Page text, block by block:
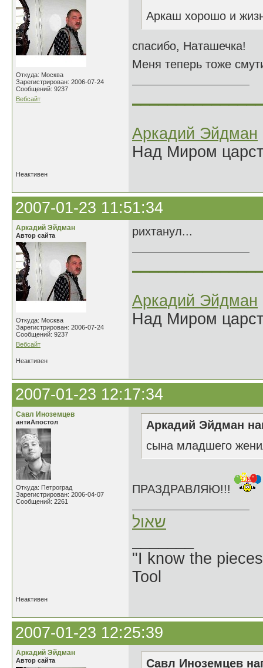
Откуда: Москва
Зарегистрирован: 2006-07-24
Сообщений: 9237
Вебсайт
Аркаш хорошо и
спасибо, Наташечка!
Меня теперь тоже
Аркадий Эйдман
Над Миром
Неактивен
2007-01-23 11:51:34
Аркадий Эйдман
Автор сайта
Откуда: Москва
Зарегистрирован: 2006-07-24
Сообщений: 9237
Вебсайт
рихтанул...
Аркадий Эйдман
Над Миром
Неактивен
2007-01-23 12:17:34
Савл Иноземцев
антиАпостол
Откуда: Петроград
Зарегистрирован: 2006-04-07
Сообщений: 2261
Аркадий Эйдман
сына младшего
ПРАЗДРАВЛЯЮ!!!
שאול
"I know the
Tool
Неактивен
2007-01-23 12:25:39
Аркадий Эйдман
Автор сайта Савл Иноземцев